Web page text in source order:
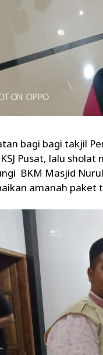
bagi bagi takjil
Pusat, lalu
BKM Masjid Nurul
amanah paket